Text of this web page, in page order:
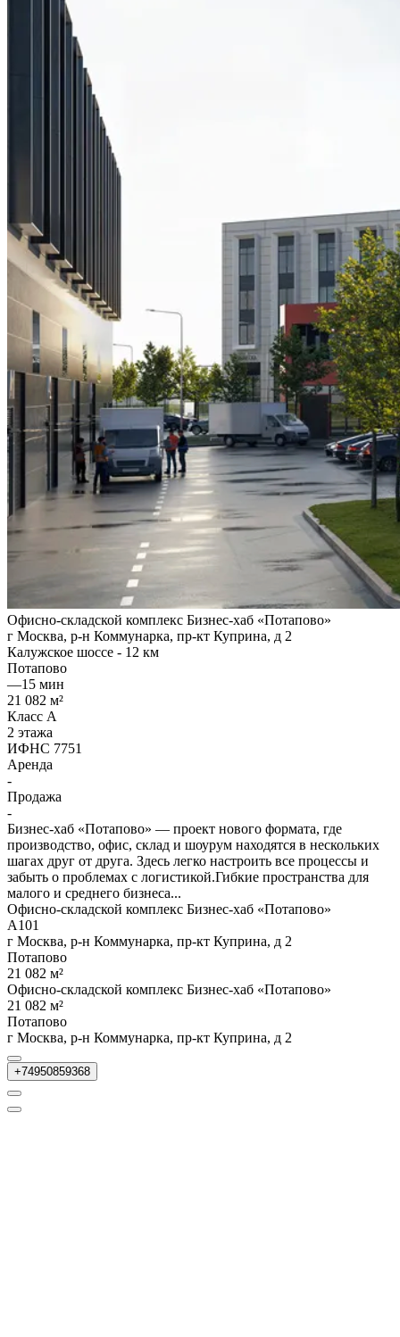
Офисно-складской комплекс Бизнес-хаб «Потапово»
г Москва, р-н Коммунарка, пр-кт Куприна, д 2
Калужское шоссе - 12 км
Потапово
—15 мин
21 082 м²
Класс A
2 этажа
ИФНС 7751
Аренда
-
Продажа
-
Бизнес-хаб «Потапово» — проект нового формата, где
производство, офис, склад и шоурум находятся в нескольких
шагах друг от друга. Здесь легко настроить все процессы и
забыть о проблемах с логистикой.Гибкие пространства для
малого и среднего бизнеса...
Офисно-складской комплекс Бизнес-хаб «Потапово»
А101
г Москва, р-н Коммунарка, пр-кт Куприна, д 2
Потапово
21 082 м²
Офисно-складской комплекс Бизнес-хаб «Потапово»
21 082 м²
Потапово
г Москва, р-н Коммунарка, пр-кт Куприна, д 2
+74950859368